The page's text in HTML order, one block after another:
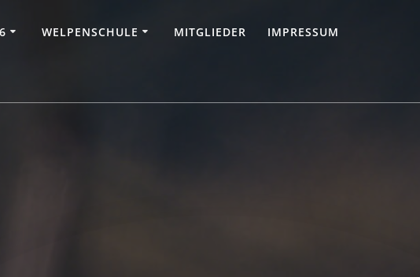
WELPENSCHULE MITGLIEDER IMPRESSUM